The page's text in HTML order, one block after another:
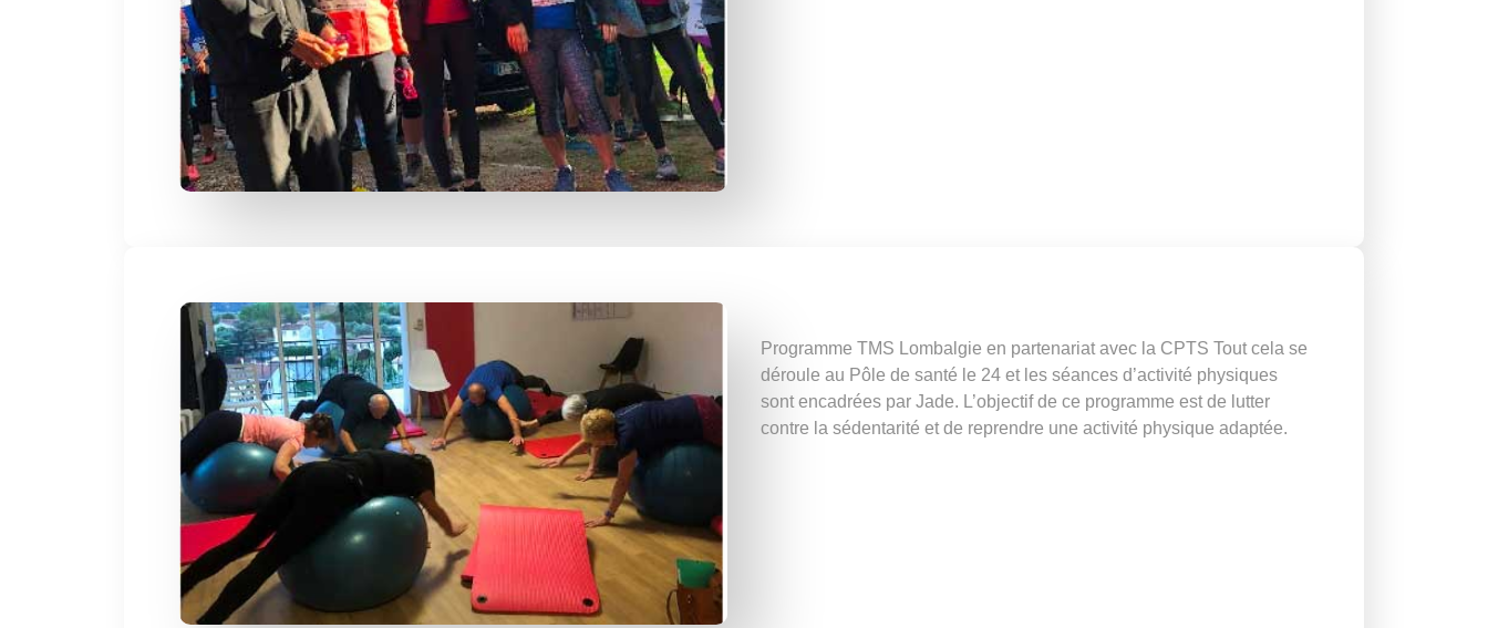
Programme TMS Lombalgie en partenariat avec la CPTS Tout cela se
déroule au Pôle de santé le 24 et les séances d’activité physiques
sont encadrées par Jade. L’objectif de ce programme est de lutter
contre la sédentarité et de reprendre une activité physique adaptée.